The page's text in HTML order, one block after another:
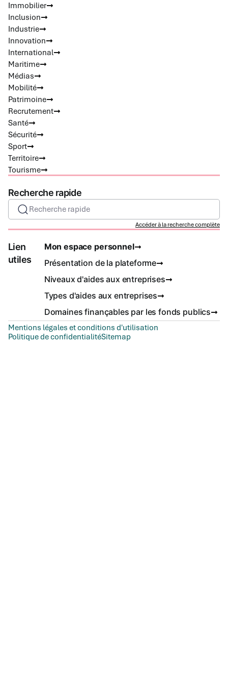
Immobilier
Inclusion
Industrie
Innovation
International
Maritime
Médias
Mobilité
Patrimoine
Recrutement
Santé
Sécurité
Sport
Territoire
Tourisme
Recherche rapide
Recherche rapide
Accéder à la recherche complète
Lien
utiles
Mon espace personnel
Présentation de la plateforme
Niveaux d'aides aux entreprises
Types d'aides aux entreprises
Domaines finançables par les fonds publics
Mentions légales et conditions d'utilisation
Politique de confidentialitéSitemap